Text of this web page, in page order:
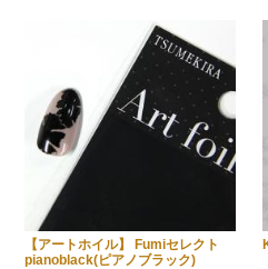
【アートホイル】 Fumiセレクト
pianoblack(ピアノブラック)